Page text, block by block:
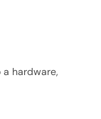
hardware,